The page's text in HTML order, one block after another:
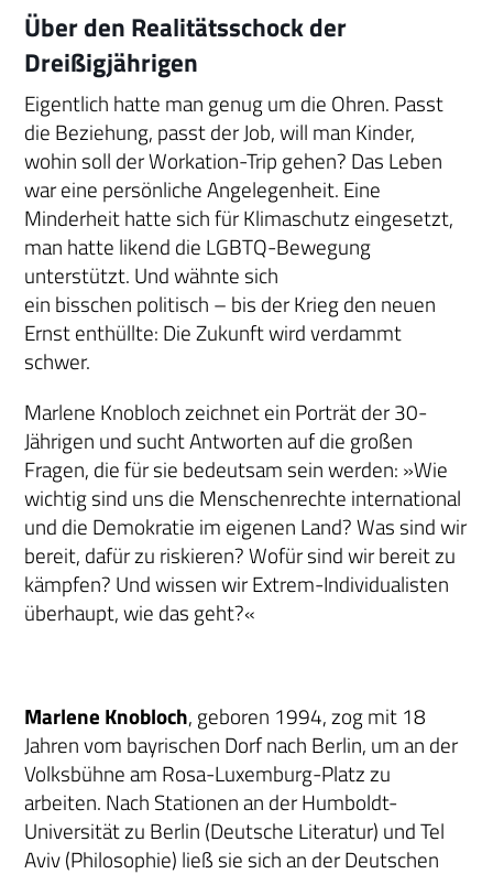
Über den Realitätsschock der
Dreißigjährigen
Eigentlich hatte man genug um die Ohren. Passt
die Beziehung, passt der Job, will man Kinder,
wohin soll der Workation-Trip gehen? Das Leben
war eine persönliche Angelegenheit. Eine
Minderheit hatte sich für Klimaschutz eingesetzt,
man hatte likend die LGBTQ-Bewegung
unterstützt. Und wähnte sich
ein bisschen politisch – bis der Krieg den neuen
Ernst enthüllte: Die Zukunft wird verdammt
schwer.
Marlene Knobloch zeichnet ein Porträt der 30-
Jährigen und sucht Antworten auf die großen
Fragen, die für sie bedeutsam sein werden: »Wie
wichtig sind uns die Menschenrechte international
und die Demokratie im eigenen Land? Was sind wir
bereit, dafür zu riskieren? Wofür sind wir bereit zu
kämpfen? Und wissen wir Extrem-Individualisten
überhaupt, wie das geht?«
Marlene Knobloch, geboren 1994, zog mit 18
Jahren vom bayrischen Dorf nach Berlin, um an der
Volksbühne am Rosa-Luxemburg-Platz zu
arbeiten. Nach Stationen an der Humboldt-
Universität zu Berlin (Deutsche Literatur) und Tel
Aviv (Philosophie) ließ sie sich an der Deutschen